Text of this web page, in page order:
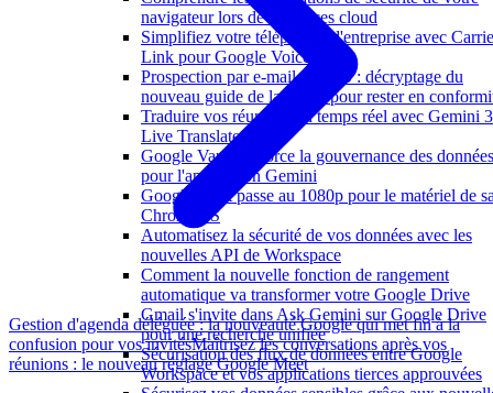
navigateur lors de vos acces cloud
Simplifiez votre téléphonie d'entreprise avec
Link pour Google Voice
Prospection par e-mail et SMS : décryptage du
nouveau guide de la CNIL pour rester en
Traduire vos réunions en temps réel avec Gemini
Live Translate
Google Vault renforce la gouvernance des données
pour l'application Gemini
Google Meet passe au 1080p pour le matériel de
ChromeOS
Automatisez la sécurité de vos données avec les
nouvelles API de Workspace
Comment la nouvelle fonction de rangement
automatique va transformer votre Google Drive
Gmail s'invite dans Ask Gemini sur Google Drive
pour une recherche unifiée
Sécurisation des flux de données entre Google
Workspace et vos applications tierces approuvées
Gestion d'agenda déléguée : la nouveauté Google qui met fin à la
confusion pour vos invitésMaîtrisez les conversations après vos
réunions : le nouveau réglage Google Meet